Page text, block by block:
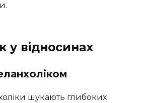
у відносинах
шукають глибоких